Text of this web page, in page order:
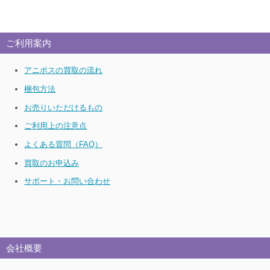
ご利用案内
アニポスの買取の流れ
梱包方法
お売りいただけるもの
ご利用上の注意点
よくある質問（FAQ）
買取のお申込み
サポート・お問い合わせ
会社概要